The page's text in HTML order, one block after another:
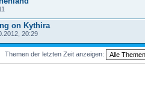
on Kythira
20:29
Themen der letzten Zeit anzeigen: